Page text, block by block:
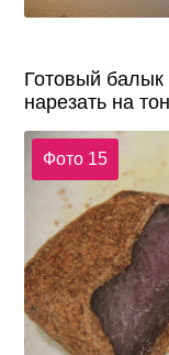
Готовый балык
нарезать на
Фото 15